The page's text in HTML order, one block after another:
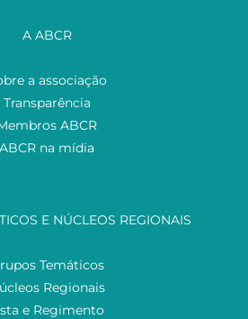
A ABCR
a associação
Transparência
ABCR
ABCR na mídia
E NÚCLEOS REGIONAIS
Temáticos
Regionais
e Regimento